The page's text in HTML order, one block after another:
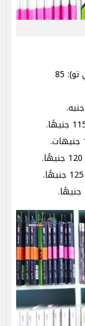
(كي جي وان وكي جي تو): 85